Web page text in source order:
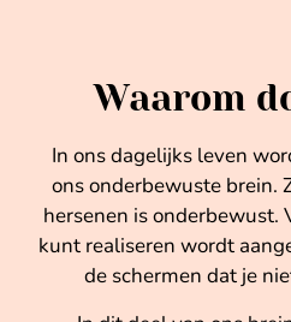
Waarom
In ons dagelijks leven
ons onderbewuste brein.
hersenen is onderbewust.
kunt realiseren wordt
de schermen dat je